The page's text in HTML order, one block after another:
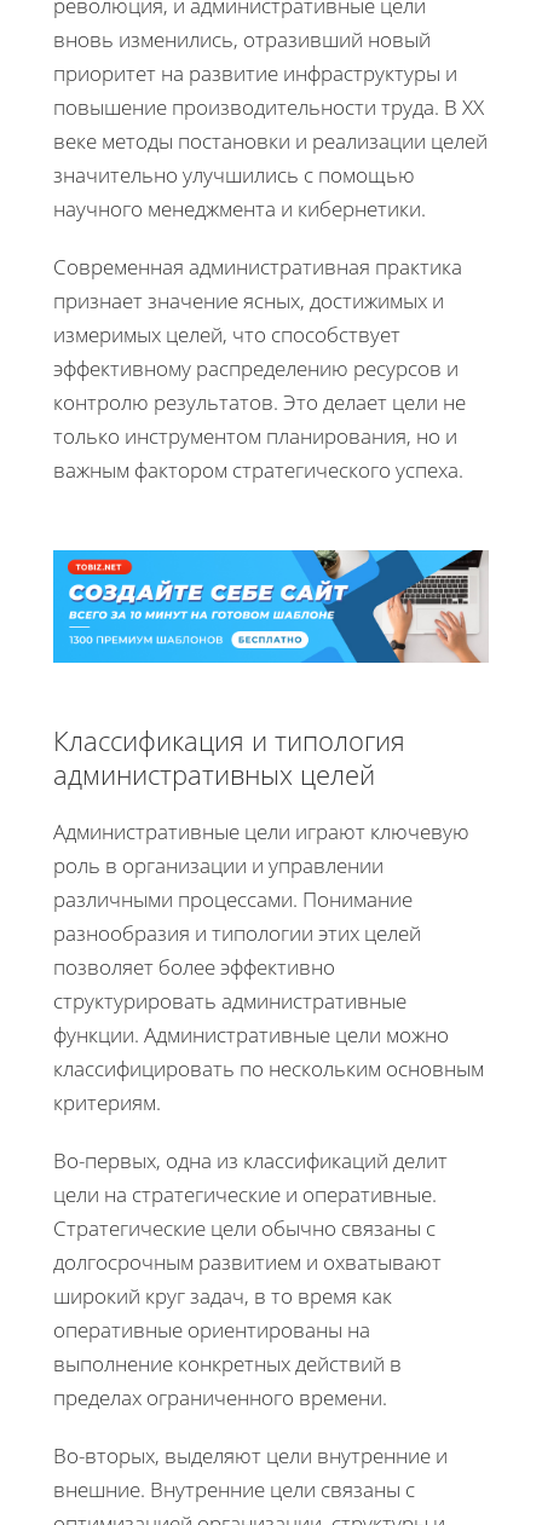
вновь изменились, отразивший новый
приоритет на развитие инфраструктуры и
повышение производительности труда. В XX
веке методы постановки и реализации целей
значительно улучшились с помощью
научного менеджмента и кибернетики.
Современная административная практика
признает значение ясных, достижимых и
измеримых целей, что способствует
эффективному распределению ресурсов и
контролю результатов. Это делает цели не
только инструментом планирования, но и
важным фактором стратегического успеха.
Классификация и типология
административных целей
Административные цели играют ключевую
роль в организации и управлении
различными процессами. Понимание
разнообразия и типологии этих целей
позволяет более эффективно
структурировать административные
функции. Административные цели можно
классифицировать по нескольким основным
критериям.
Во-первых, одна из классификаций делит
цели на стратегические и оперативные.
Стратегические цели обычно связаны с
долгосрочным развитием и охватывают
широкий круг задач, в то время как
оперативные ориентированы на
выполнение конкретных действий в
пределах ограниченного времени.
Во-вторых, выделяют цели внутренние и
внешние. Внутренние цели связаны с